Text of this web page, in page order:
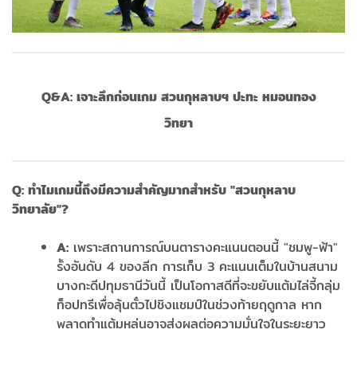
Q&A: เจาะลึกก่อนเกม สวนกุหลาบฯ ปะทะ หมอนทอง
วิทยา
Q: ทำไมเกมนี้ถึงมีความสำคัญมากสำหรับ "สวนกุหลาบ
วิทยาลัย"?
A: เพราะสถานการณ์บนตารางคะแนนตอนนี้ "ชมพู-ฟ้า"
รั้งอันดับ 4 ของลีก การเก็บ 3 คะแนนเต็มในบ้านสนาม
บางกะดีปทุมธานีวันนี้ เป็นโอกาสดีที่จะขยับแต้มไล่จี้กลุ่ม
ท็อปทรีเพื่อลุ้นตั๋วไปชิงแชมป์ในช่วงท้ายฤดูกาล หาก
พลาดทำแต้มหล่นอาจส่งผลต่อความมั่นใจในระยะยาว